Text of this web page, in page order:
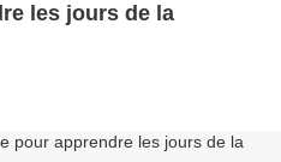
les jours de la